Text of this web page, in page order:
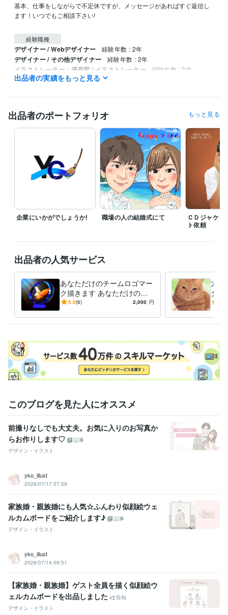
基本、仕事をしながらで不定休ですが、メッセージがあればすぐ返信し
ます！いつでもご相談下さい!
経験職種
デザイナー / Webデザイナー 経験年数 : 2年
デザイナー / その他デザイナー 経験年数 : 2年
イラストレーター・漫画家 / イラストレーター 経験年数 : 2年
イラストレーター・漫画家 / 漫画家
得意分野
ど
出品者の実績をもっと見る
出品者のポートフォリオ もっと見る
企業にいかがでしょうか! 職場の人の結婚式にて
ＣＤジャケッ
ト依頼
出品者の人気サービス
あなただけのチームロゴマー
ク描きます あなただけのオ
リジナルを描きます！
5.0(6) 2,000 円
大切
タル
アル
このブログを見た人にオススメ
前撮りなしでも大丈夫。お気に入りのお写真か
らお作りします♡
記事
デザイン・イラスト
yko_illust
2026/07/17 07:59
家族婚・親族婚にも人気☆ふんわり似顔絵ウェ
ルカムボードをご紹介します♪
記事
デザイン・イラスト
yko_illust
2026/07/14 09:51
【家族婚・親族婚】ゲスト全員を描く似顔絵ウ
ェルカムボードを出品しました
告知
デザイン・イラスト